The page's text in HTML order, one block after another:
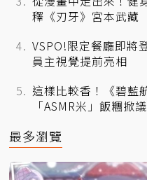
釋《刃牙》宮本武藏
VSPO!限定餐廳即將
員主視覺提前亮相
這樣比較香！《碧藍
「ASMR米」飯糰掀議
最多瀏覽